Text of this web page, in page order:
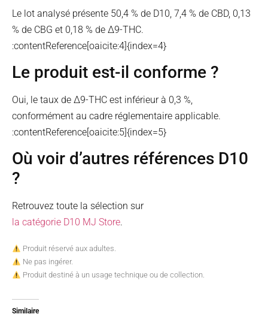
Le lot analysé présente 50,4 % de D10, 7,4 % de CBD, 0,13
% de CBG et 0,18 % de Δ9-THC.
:contentReference[oaicite:4]{index=4}
Le produit est-il conforme ?
Oui, le taux de Δ9-THC est inférieur à 0,3 %,
conformément au cadre réglementaire applicable.
:contentReference[oaicite:5]{index=5}
Où voir d’autres références D10
?
Retrouvez toute la sélection sur
la catégorie D10 MJ Store.
Produit réservé aux adultes.
Ne pas ingérer.
Produit destiné à un usage technique ou de collection.
Similaire